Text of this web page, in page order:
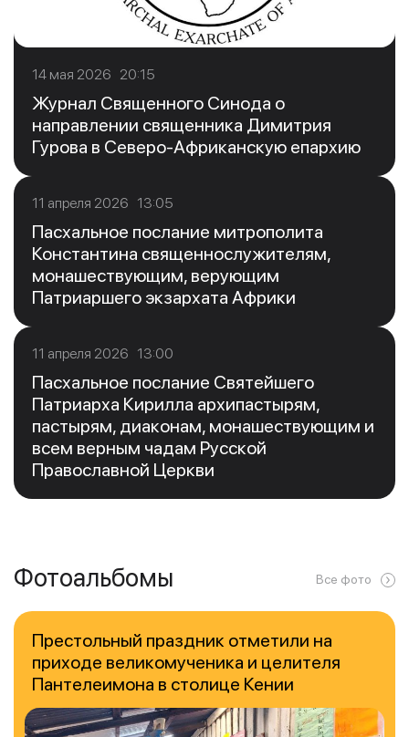
14 мая 2026 20:15
Журнал Священного Синода о
направлении священника Димитрия
Гурова в Северо-Африканскую епархию
11 апреля 2026 13:05
Пасхальное послание митрополита
Константина священнослужителям,
монашествующим, верующим
Патриаршего экзархата Африки
11 апреля 2026 13:00
Пасхальное послание Святейшего
Патриарха Кирилла архипастырям,
пастырям, диаконам, монашествующим и
всем верным чадам Русской
Православной Церкви
Фотоальбомы Все фото
Престольный праздник отметили на
приходе великомученика и целителя
Пантелеимона в столице Кении